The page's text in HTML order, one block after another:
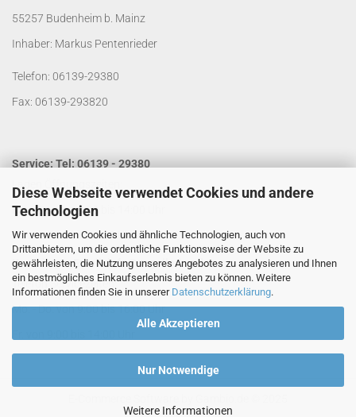
Diese Webseite verwendet Cookies und andere
Technologien
Wir verwenden Cookies und ähnliche Technologien, auch von
Drittanbietern, um die ordentliche Funktionsweise der Website zu
gewährleisten, die Nutzung unseres Angebotes zu analysieren und Ihnen
ein bestmögliches Einkaufserlebnis bieten zu können. Weitere
Informationen finden Sie in unserer Datenschutzerklärung.
Alle Akzeptieren
Nur Notwendige
Weitere Informationen
55257 Budenheim b. Mainz
Inhaber: Markus Pentenrieder
Telefon: 06139-29380
Fax: 06139-293820
Service: Tel: 06139 - 29380
Laden Öffnungszeiten:
Mo. - Do. von 9:00 bis 14:00 Uhr
Fr. von 9:00 bis 13:00 Uhr
Kontakt per Email:info@segelladen.de
Telefon Servicezeiten:
Mo. - Do. von 9:00 bis 16:00 Uhr